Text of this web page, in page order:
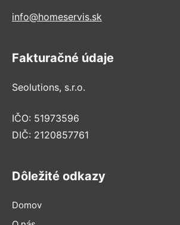
info@homeservis.sk
Fakturačné údaje
Seolutions, s.r.o.
IČO: 51973596
DIČ: 2120857761
Dôležité odkazy
Domov